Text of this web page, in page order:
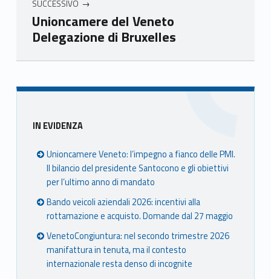
SUCCESSIVO
Unioncamere del Veneto
Delegazione di Bruxelles
Skip back to main navigation
Sidebar
IN EVIDENZA
Unioncamere Veneto: l’impegno a fianco delle PMI.
Il bilancio del presidente Santocono e gli obiettivi
per l’ultimo anno di mandato
Bando veicoli aziendali 2026: incentivi alla
rottamazione e acquisto. Domande dal 27 maggio
VenetoCongiuntura: nel secondo trimestre 2026
manifattura in tenuta, ma il contesto
internazionale resta denso di incognite